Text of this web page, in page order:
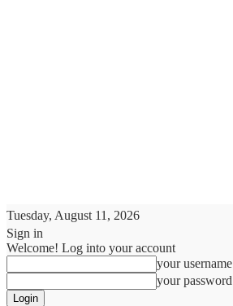
Tuesday, August 11, 2026
Sign in
Welcome! Log into your account
your username
your password